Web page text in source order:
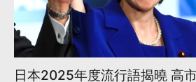
日本2025年度流行語揭曉 高